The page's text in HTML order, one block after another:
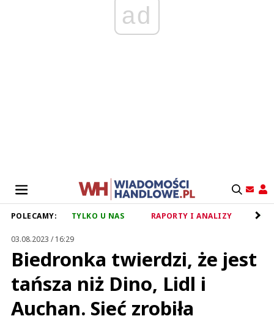
ad
POLECAMY: TYLKO U NAS RAPORTY I ANALIZY
03.08.2023 / 16:29
Biedronka twierdzi, że jest
tańsza niż Dino, Lidl i
Auchan. Sieć zrobiła